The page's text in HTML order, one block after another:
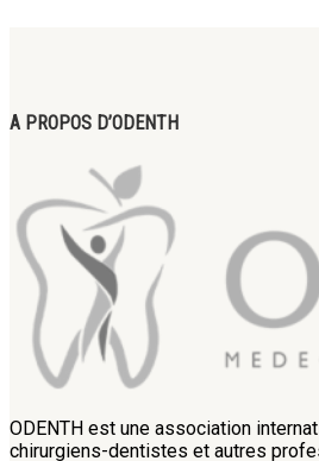
A PROPOS D’ODENTH
ODENTH est une association
chirurgiens-dentistes et autres